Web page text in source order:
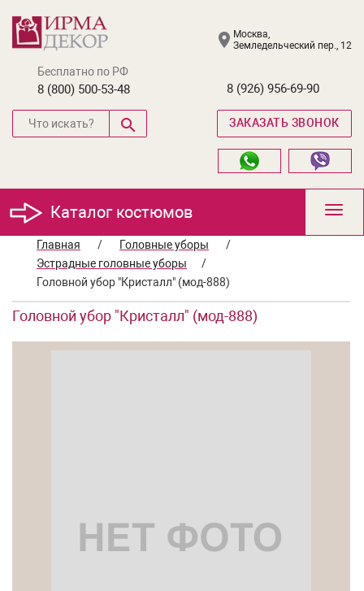
Москва,
Земледельческий пер., 12
Бесплатно по РФ
8 (800) 500-53-48 8 (926) 956-69-90
ЗАКАЗАТЬ ЗВОНОК
Каталог костюмов
Главная
/ Головные уборы
/
Эстрадные головные уборы
/
Головной убор "Кристалл" (мод-888)
Головной убор "Кристалл" (мод-888)